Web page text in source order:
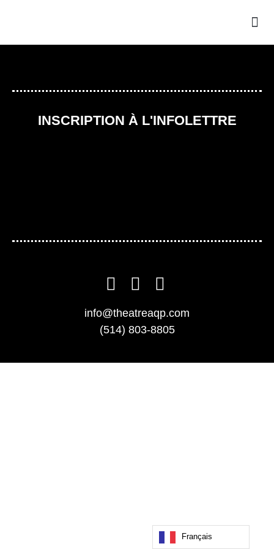
INSCRIPTION À L'INFOLETTRE
info@theatreaqp.com
(514) 803-8805
Français